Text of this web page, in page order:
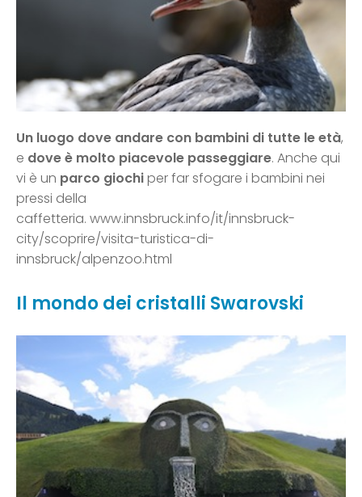
Un luogo dove andare con bambini di tutte le età,
e dove è molto piacevole passeggiare. Anche qui
vi è un parco giochiper far sfogare i bambini nei
pressi della
caffetteria. www.innsbruck.info/it/innsbruck-
city/scoprire/visita-turistica-di-
innsbruck/alpenzoo.html
Il mondo dei cristalli Swarovski